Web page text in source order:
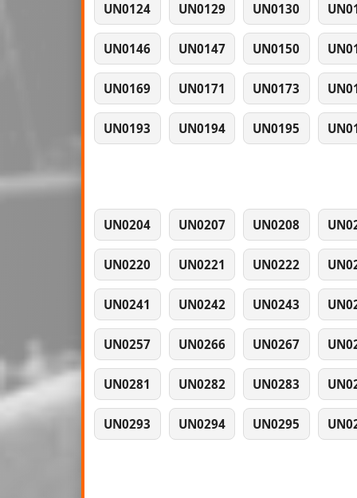
UN0124 UN0129 UN0130
UN0146 UN0147 UN0150
UN0169 UN0171 UN0173
UN0193 UN0194 UN0195
UN0204 UN0207 UN0208
UN0220 UN0221 UN0222
UN0241 UN0242 UN0243
UN0257 UN0266 UN0267
UN0281 UN0282 UN0283
UN0293 UN0294 UN0295